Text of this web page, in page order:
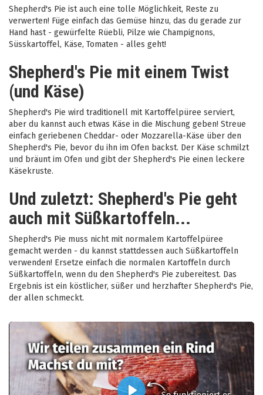
Shepherd's Pie ist auch eine tolle Möglichkeit, Reste zu
verwerten! Füge einfach das Gemüse hinzu, das du gerade zur
Hand hast - gewürfelte Rüebli, Pilze wie Champignons,
Süsskartoffel, Käse, Tomaten - alles geht!
Shepherd's Pie mit einem Twist
(und Käse)
Shepherd's Pie wird traditionell mit Kartoffelpüree serviert,
aber du kannst auch etwas Käse in die Mischung geben! Streue
einfach geriebenen Cheddar- oder Mozzarella-Käse über den
Shepherd's Pie, bevor du ihn im Ofen backst. Der Käse schmilzt
und bräunt im Ofen und gibt der Shepherd's Pie einen leckere
Käsekruste.
Und zuletzt: Shepherd's Pie geht
auch mit Süßkartoffeln...
Shepherd's Pie muss nicht mit normalem Kartoffelpüree
gemacht werden - du kannst stattdessen auch Süßkartoffeln
verwenden! Ersetze einfach die normalen Kartoffeln durch
Süßkartoffeln, wenn du den Shepherd's Pie zubereitest. Das
Ergebnis ist ein köstlicher, süßer und herzhafter Shepherd's Pie,
der allen schmeckt.